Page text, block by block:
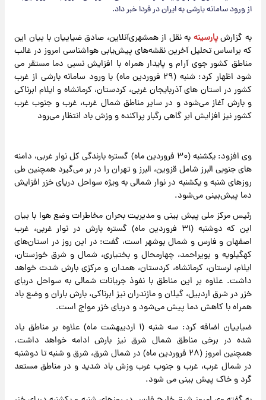
از ورود سامانه بارشی به ایران در فردا خبر داد.
به گزارش پارسینهبه نقل از همشهری‌آنلاین، صادق ضیاییان با بیان این
که براساس تحلیل آخرین نقشه‌های پیش‌یابی هواشناسی امروز در غالب
مناطق کشور جوی آرام و پایدار همراه با افزایش نسبی دما مستقر می
شود اظهار کرد: شنبه (۲۹ فروردین ماه) با ورود سامانه بارشی از غرب
کشور در استان های آذربایجان غربی، کردستان، کرمانشاه و ایلام ابرناکی
و بارش آغاز می‌شود و در سایر مناطق شمال غرب، غرب و جنوب غرب
کشور نیز افزایش ابر گاهی رگبار پراکنده و وزش باد انتظار می‌رود
وی افزود: یکشنبه (۳۰ فروردین ماه) گستره بارندگی کل نوار غربی، دامنه
های جنوبی البرز شامل قزوین، البرز و تهران را در بر می‌گیرد همچنین طی
روزهای شنبه و یکشنبه در نوار شمالی به ویژه سواحل دریای خزر افزایش
دما پیش‌بینی می‌شود.
رئیس مرکز ملی پیش بینی و مدیریت بحران مخاطرات وضع هوا با بیان
این که دوشنبه (۳۱ فروردین ماه) گستره بارش در نوار غربی، غرب
اصفهان و فارس و شمال بوشهر است، گفت: در این روز در استان‌های
کهگیلویه و بویراحمد، چهارمحال و بختیاری، شمال و شرق خوزستان،
ایلام، لرستان، کرمانشاه، کردستان، همدان و مرکزی بارش شدت خواهد
داشت. علاوه بر این مناطق با نفوذ جریانات شمالی به سواحل دریای
خزر در شرق اردبیل، گیلان و مازندران نیز ابرناکی، بارش باران و وضع باد
همراه با کاهش دما پیش می‌شود و دریای خزر مواج است.
ضیاییان اضافه کرد: سه شنبه (۱ اردیبهشت ماه) علاوه بر مناطق یاد
شده در برخی مناطق شمال شرق نیز بارش ادامه خواهد داشت.
همچنین امروز (۲۸ فروردین ماه) در شمال شرق، شرق و شنبه تا دوشنبه
در شمال غرب، غرب و جنوب غرب وزش باد شدید و در مناطق مستعد
گرد و خاک پیش بینی می شود.